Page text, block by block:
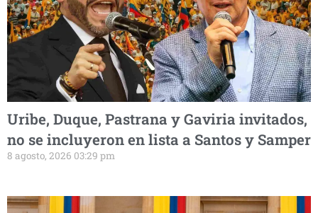
Uribe, Duque, Pastrana y Gaviria invitados,
no se incluyeron en lista a Santos y Samper
8 agosto, 2026 03:29 pm